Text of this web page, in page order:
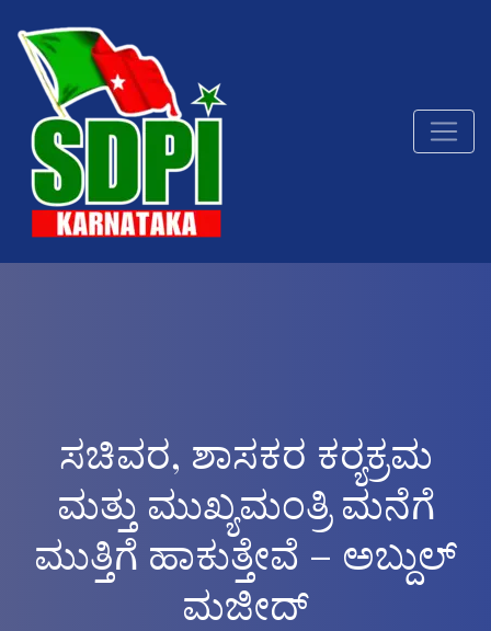
ಸಚಿವರ, ಶಾಸಕರ ಕರ‍್ಯಕ್ರಮ
ಮತ್ತು ಮುಖ್ಯಮಂತ್ರಿ ಮನೆಗೆ
ಮುತ್ತಿಗೆ ಹಾಕುತ್ತೇವೆ – ಅಬ್ದುಲ್
ಮಜೀದ್